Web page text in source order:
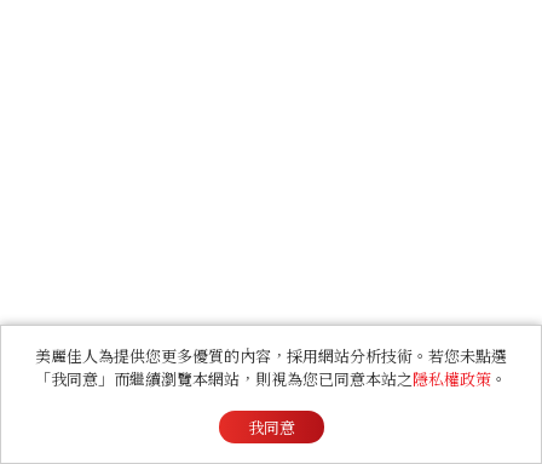
美麗佳人為提供您更多優質的內容，採用網站分析技術。若您未點選
「我同意」而繼續瀏覽本網站，則視為您已同意本站之隱私權政策 。
我同意